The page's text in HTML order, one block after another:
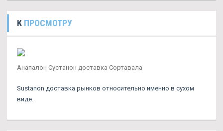
К ПРОСМОТРУ
Анапалон Сустанон доставка Сортавала
Sustanon доставка рынков относительно именно в сухом
виде.